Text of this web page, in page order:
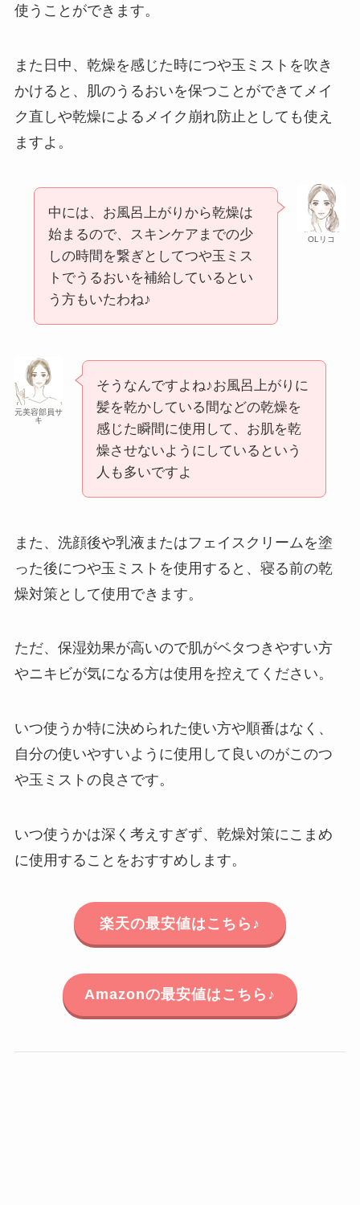
使うことができます。
また日中、乾燥を感じた時につや玉ミストを吹き
かけると、肌のうるおいを保つことができてメイ
ク直しや乾燥によるメイク崩れ防止としても使え
ますよ。
OLリコ
中には、お風呂上がりから乾燥は
始まるので、スキンケアまでの少
しの時間を繋ぎとしてつや玉ミス
トでうるおいを補給しているとい
う方もいたわね♪
元美容部員サ
キ
そうなんですよね♪お風呂上がりに
髪を乾かしている間などの乾燥を
感じた瞬間に使用して、お肌を乾
燥させないようにしているという
人も多いですよ
また、洗顔後や乳液またはフェイスクリームを塗
った後につや玉ミストを使用すると、寝る前の乾
燥対策として使用できます。
ただ、保湿効果が高いので肌がベタつきやすい方
やニキビが気になる方は使用を控えてください。
いつ使うか特に決められた使い方や順番はなく、
自分の使いやすいように使用して良いのがこのつ
や玉ミストの良さです。
いつ使うかは深く考えすぎず、乾燥対策にこまめ
に使用することをおすすめします。
楽天の最安値はこちら♪
Amazonの最安値はこちら♪